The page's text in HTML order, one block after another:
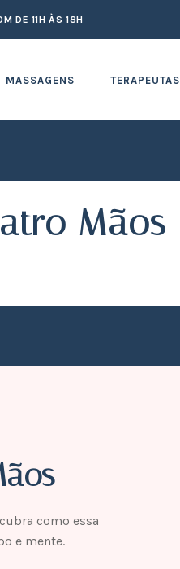
DE 11H ÀS 18H
MASSAGENS TERAPEUTAS
Mãos
como essa
e mente.